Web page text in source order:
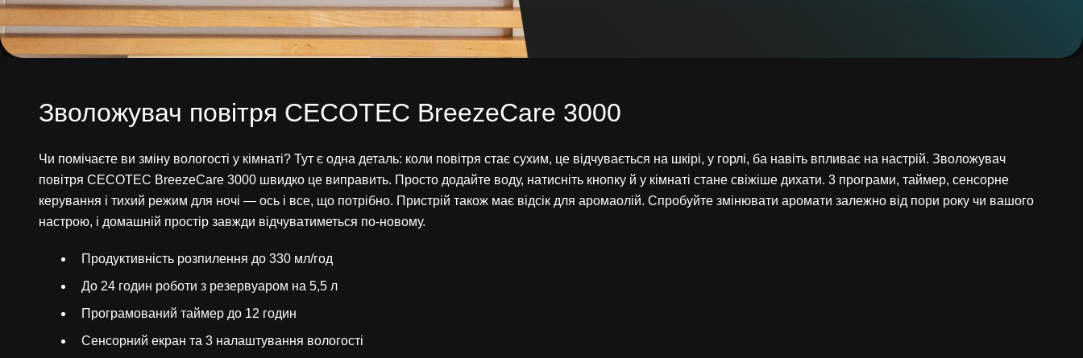
Зволожувач повітря CECOTEC BreezeCare 3000
Чи помічаєте ви зміну вологості у кімнаті? Тут є одна деталь: коли повітря стає сухим, це відчувається на шкірі, у горлі, ба навіть впливає на настрій. Зволожувач
повітря CECOTEC BreezeCare 3000 швидко це виправить. Просто додайте воду, натисніть кнопку й у кімнаті стане свіжіше дихати. 3 програми, таймер, сенсорне
керування і тихий режим для ночі — ось і все, що потрібно. Пристрій також має відсік для аромаолій. Спробуйте змінювати аромати залежно від пори року чи вашого
настрою, і домашній простір завжди відчуватиметься по-новому.
Продуктивність розпилення до 330 мл/год
До 24 годин роботи з резервуаром на 5,5 л
Програмований таймер до 12 годин
Сенсорний екран та 3 налаштування вологості